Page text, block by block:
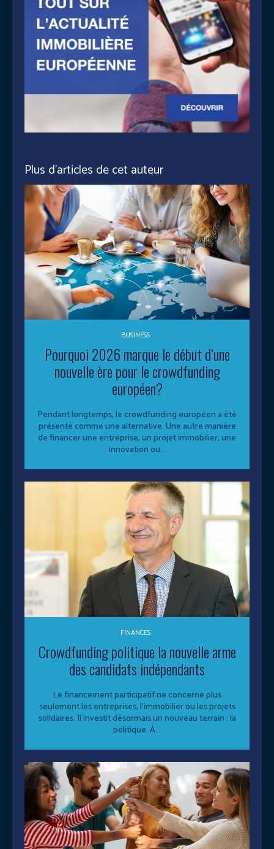
Plus d'articles de cet auteur
BUSINESS
Pourquoi 2026 marque le début d’une
nouvelle ère pour le crowdfunding
européen?
Pendant longtemps, le crowdfunding européen a été
présenté comme une alternative. Une autre manière
de financer une entreprise, un projet immobilier, une
innovation ou...
FINANCES
Crowdfunding politique la nouvelle arme
des candidats indépendants
Le financement participatif ne concerne plus
seulement les entreprises, l’immobilier ou les projets
solidaires. Il investit désormais un nouveau terrain : la
politique. À...